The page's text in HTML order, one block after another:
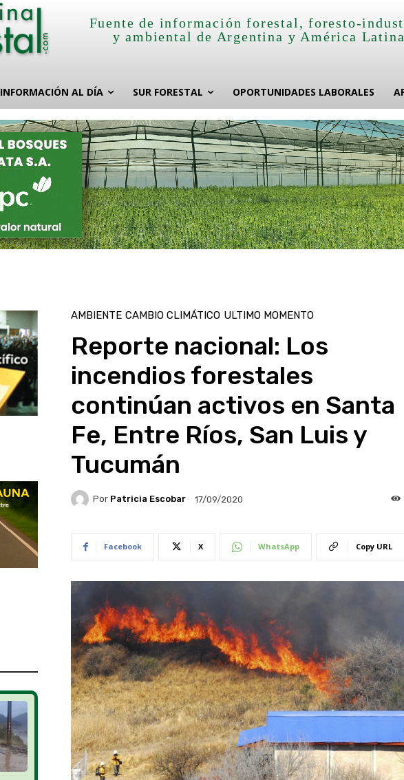
Fuente de información forestal, foresto-
y ambiental de Argentina y América
INFORMACIÓN AL DÍA SUR FORESTAL OPORTUNIDADES LABORALES
AMBIENTE CAMBIO CLIMÁTICO ULTIMO MOMENTO
Reporte nacional: Los
incendios forestales
continúan activos en Santa
Fe, Entre Ríos, San Luis y
Tucumán
Por Patricia Escobar 17/09/2020
Facebook X WhatsApp Copy URL